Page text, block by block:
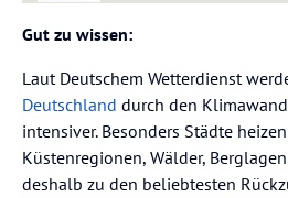
Gut zu wissen:
Laut Deutschem Wetterdienst
Deutschland durch den
intensiver. Besonders Städte
Küstenregionen, Wälder,
deshalb zu den beliebtesten